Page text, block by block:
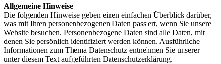
Allgemeine Hinweise
Die folgenden Hinweise geben einen einfachen Überblick darüber,
was mit Ihren personenbezogenen Daten passiert, wenn Sie unsere
Website besuchen. Personenbezogene Daten sind alle Daten, mit
denen Sie persönlich identifiziert werden können. Ausführliche
Informationen zum Thema Datenschutz entnehmen Sie unserer
unter diesem Text aufgeführten Datenschutzerklärung.